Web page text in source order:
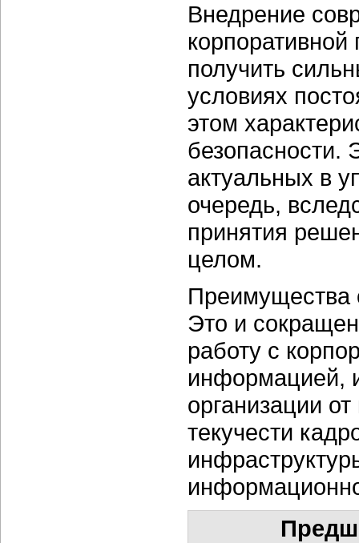
Внедрение
получить
условиях
этом
безопасности.
актуальных в
очередь,
принятия
целом.
Преимущества
Это и
работу с
информацией,
организации
текучести